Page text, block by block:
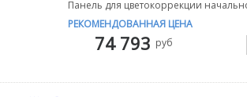
Панель для цветокоррекции
РЕКОМЕНДОВАННАЯ ЦЕНА
74 793 руб